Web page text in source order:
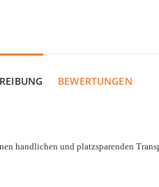
BEWERTUNGEN
handlichen und platzsparenden